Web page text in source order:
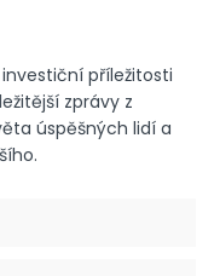
příležitosti
zprávy z
úspěšných lidí a